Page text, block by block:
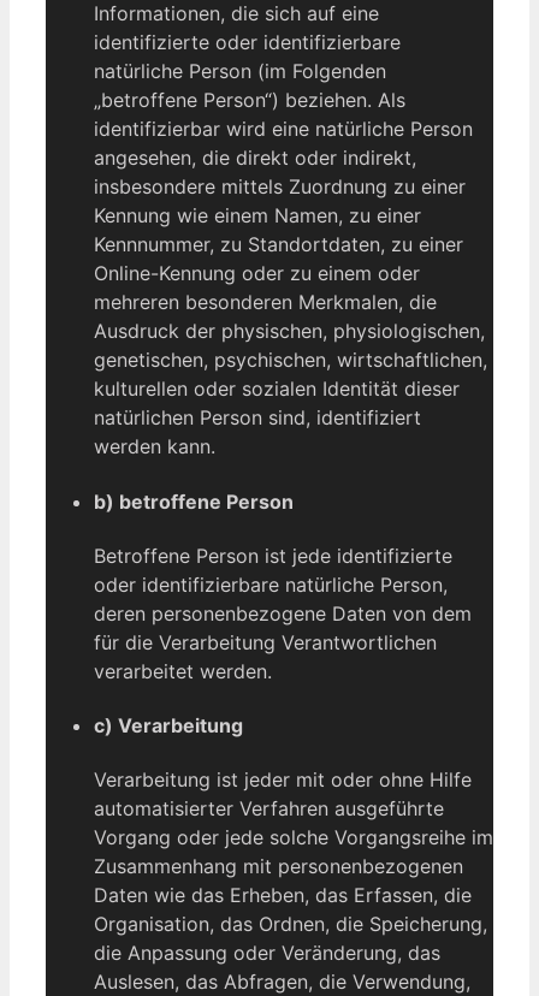
Informationen, die sich auf eine
identifizierte oder identifizierbare
natürliche Person (im Folgenden
„betroffene Person“) beziehen. Als
identifizierbar wird eine natürliche Person
angesehen, die direkt oder indirekt,
insbesondere mittels Zuordnung zu einer
Kennung wie einem Namen, zu einer
Kennnummer, zu Standortdaten, zu einer
Online-Kennung oder zu einem oder
mehreren besonderen Merkmalen, die
Ausdruck der physischen, physiologischen,
genetischen, psychischen, wirtschaftlichen,
kulturellen oder sozialen Identität dieser
natürlichen Person sind, identifiziert
werden kann.
b) betroffene Person
Betroffene Person ist jede identifizierte
oder identifizierbare natürliche Person,
deren personenbezogene Daten von dem
für die Verarbeitung Verantwortlichen
verarbeitet werden.
c) Verarbeitung
Verarbeitung ist jeder mit oder ohne Hilfe
automatisierter Verfahren ausgeführte
Vorgang oder jede solche Vorgangsreihe im
Zusammenhang mit personenbezogenen
Daten wie das Erheben, das Erfassen, die
Organisation, das Ordnen, die Speicherung,
die Anpassung oder Veränderung, das
Auslesen, das Abfragen, die Verwendung,